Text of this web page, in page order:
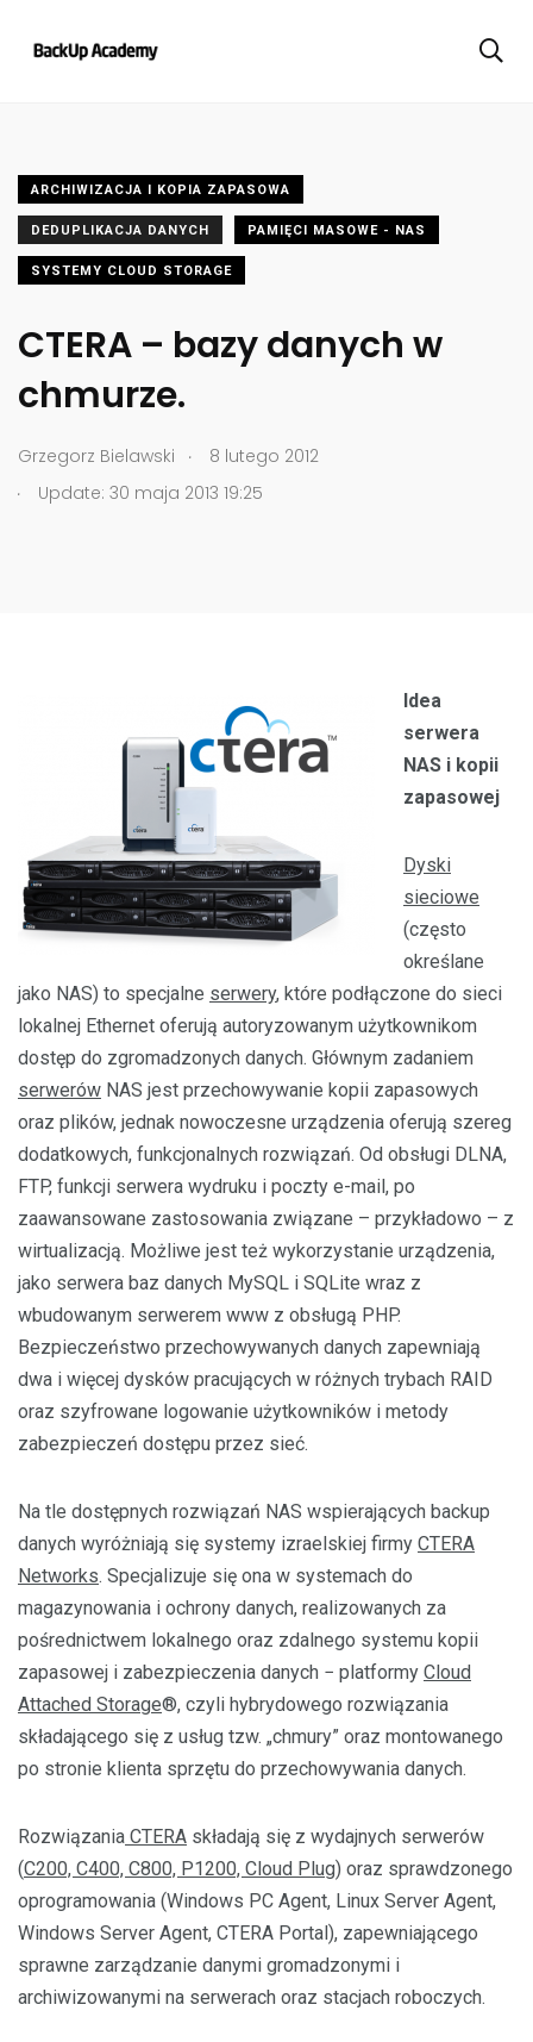
ARCHIWIZACJA I KOPIA ZAPASOWA
DEDUPLIKACJA DANYCH PAMIĘCI MASOWE - NAS
SYSTEMY CLOUD STORAGE
CTERA – bazy danych w
chmurze.
Grzegorz Bielawski .
8 lutego 2012
.
Update: 30 maja 2013 19:25
Idea
serwera
NAS i kopii
zapasowej
Dyski
sieciowe
(często
określane
jako NAS) to specjalne serwery, które podłączone do sieci
lokalnej Ethernet oferują autoryzowanym użytkownikom
dostęp do zgromadzonych danych. Głównym zadaniem
serwerów NAS jest przechowywanie kopii zapasowych
oraz plików, jednak nowoczesne urządzenia oferują szereg
dodatkowych, funkcjonalnych rozwiązań. Od obsługi DLNA,
FTP, funkcji serwera wydruku i poczty e-mail, po
zaawansowane zastosowania związane – przykładowo – z
wirtualizacją. Możliwe jest też wykorzystanie urządzenia,
jako serwera baz danych MySQL i SQLite wraz z
wbudowanym serwerem www z obsługą PHP.
Bezpieczeństwo przechowywanych danych zapewniają
dwa i więcej dysków pracujących w różnych trybach RAID
oraz szyfrowane logowanie użytkowników i metody
zabezpieczeń dostępu przez sieć.
Na tle dostępnych rozwiązań NAS wspierających backup
danych wyróżniają się systemy izraelskiej firmy CTERA
Networks. Specjalizuje się ona w systemach do
magazynowania i ochrony danych, realizowanych za
pośrednictwem lokalnego oraz zdalnego systemu kopii
zapasowej i zabezpieczenia danych − platformy Cloud
Attached Storage®, czyli hybrydowego rozwiązania
składającego się z usług tzw. „chmury” oraz montowanego
po stronie klienta sprzętu do przechowywania danych.
Rozwiązania CTERA składają się z wydajnych serwerów
(C200, C400, C800, P1200, Cloud Plug) oraz sprawdzonego
oprogramowania (Windows PC Agent, Linux Server Agent,
Windows Server Agent, CTERA Portal), zapewniającego
sprawne zarządzanie danymi gromadzonymi i
archiwizowanymi na serwerach oraz stacjach roboczych.